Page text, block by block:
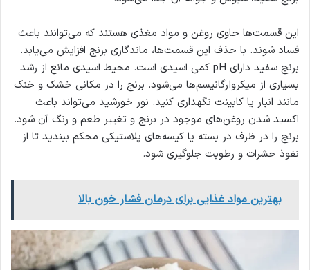
این قسمت‌ها حاوی روغن و مواد مغذی هستند که می‌توانند باعث
فساد شوند. با حذف این قسمت‌ها، ماندگاری برنج افزایش می‌یابد.
برنج سفید دارای pH کمی اسیدی است. محیط اسیدی مانع از رشد
بسیاری از میکروارگانیسم‌ها می‌شود. برنج را در مکانی خشک و خنک
مانند انبار یا کابینت نگهداری کنید. نور خورشید می‌تواند باعث
اکسید شدن روغن‌های موجود در برنج و تغییر طعم و رنگ آن شود.
برنج را در ظرف در بسته یا کیسه‌های پلاستیکی محکم ببندید تا از
نفوذ حشرات و رطوبت جلوگیری شود.
بهترین مواد غذایی برای درمان فشار خون بالا